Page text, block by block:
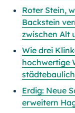
Roter Stein,
Backstein
zwischen Alt
Wie drei
hochwertige
Erdig: Neue
erweitern